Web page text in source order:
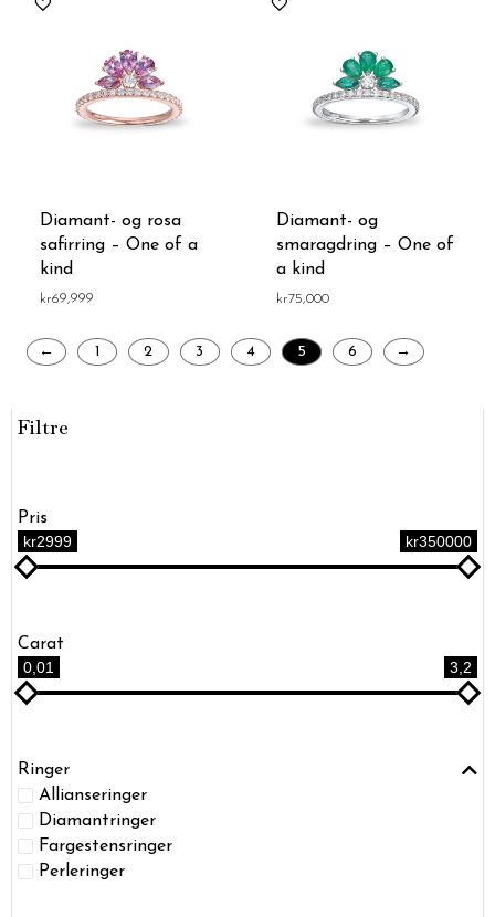
Filtre
Pris
kr2999
kr350000
Carat
0,01
3,2
Ringer
Allianseringer
Diamantringer
Fargestensringer
Perleringer
Diamant- og rosa
safirring – One of a
kind
kr69,999
Diamant- og
smaragdring – One of
a kind
kr75,000
← 1 2 3 4 5 6 →